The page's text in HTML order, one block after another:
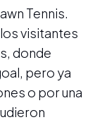
Tennis.
visitantes
donde
pero ya
o por una